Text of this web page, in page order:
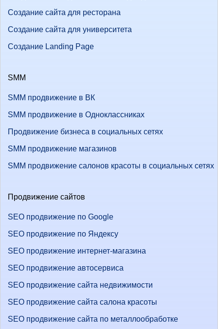
Создание сайта для ресторана
Создание сайта для университета
Создание Landing Page
SMM
SMM продвижение в ВК
SMM продвижение в Одноклассниках
Продвижение бизнеса в социальных сетях
SMM продвижение магазинов
SMM продвижение салонов красоты в социальных сетях
Продвижение сайтов
SEO продвижение по Google
SEO продвижение по Яндексу
SEO продвижение интернет-магазина
SEO продвижение автосервиса
SEO продвижение сайта недвижимости
SEO продвижение сайта салона красоты
SEO продвижение сайта по металлообработке